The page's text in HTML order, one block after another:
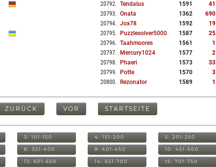
20792. Tendalus 1591 41
20793. Onata 1362 690
20794. Jox78 1592 19
20795. Puzzlesolver5000 1587 25
20796. Taahmoores 1561 1
20797. Mercury1024 1577 2
20798. Phaeri 1573 33
20799. Potte 1570 3
20800. Rezonator 1589 1
ZURÜCK VOR STARTSEITE
3: 101-150 4: 151-200 5: 201-250
8: 351-400 9: 401-450 10: 451-500
13: 601-650 14: 651-700 15: 701-750